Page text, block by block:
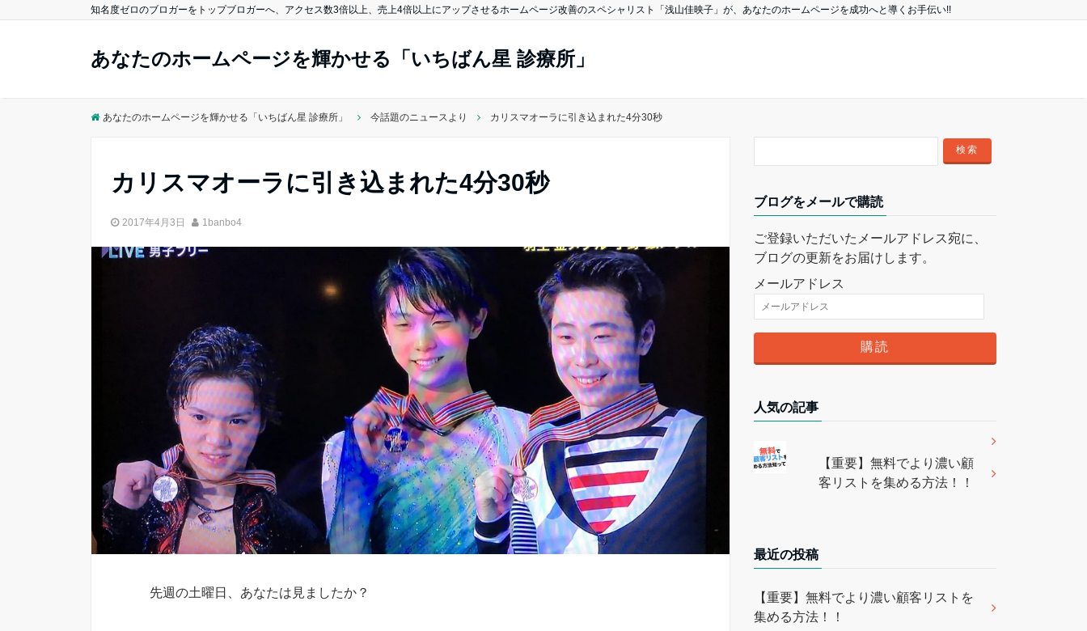
知名度ゼロのブロガーをトップブロガーへ、アクセス数3倍以上、売上4倍以上にアップさせるホームページ改善のスペシャリスト「浅山佳映子」が、あなたのホームページを成功へと導くお手伝い!!
あなたのホームページを輝かせる「いちばん星 診療所」
あなたのホームページを輝かせる「いちばん星 診療所」 今話題のニュースより カリスマオーラに引き込まれた4分30秒
カリスマオーラに引き込まれた4分30秒
2017年4月3日 1banbo4
先週の土曜日、あなたは見ましたか？
ブログをメールで購読
ご登録いただいたメールアドレス宛に、
ブログの更新をお届けします。
メールアドレス
人気の記事
【重要】無料でより濃い顧
客リストを集める方法！！
最近の投稿
【重要】無料でより濃い顧客リストを
集める方法！！